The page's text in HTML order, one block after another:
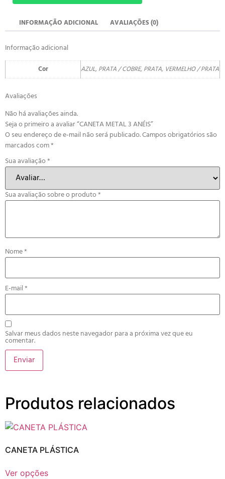
INFORMAÇÃO ADICIONAL AVALIAÇÕES (0)
Informação adicional
Cor AZUL, PRATA / COBRE, PRATA, VERMELHO / PRATA
Avaliações
Não há avaliações ainda.
Seja o primeiro a avaliar “CANETA METAL 3 ANÉIS”
O seu endereço de e-mail não será publicado.Campos obrigatórios são
marcados com*
Sua avaliação*
Sua avaliação sobre o produto*
Nome*
E-mail*
Salvar meus dados neste navegador para a próxima vez que eu
comentar.
Produtos relacionados
CANETA PLÁSTICA
Ver opções